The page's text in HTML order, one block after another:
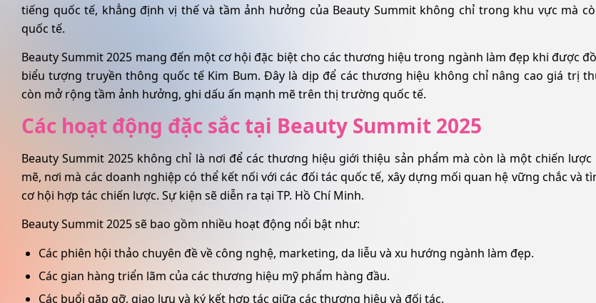
tiếng quốc tế, khẳng định vị thế và tầm ảnh hưởng của Beauty Summit không chỉ trong khu vực mà
quốc tế.
Beauty Summit 2025 mang đến một cơ hội đặc biệt cho các thương hiệu trong ngành làm đẹp khi được
biểu tượng truyền thông quốc tế Kim Bum. Đây là dịp để các thương hiệu không chỉ nâng cao giá trị
còn mở rộng tầm ảnh hưởng, ghi dấu ấn mạnh mẽ trên thị trường quốc tế.
Các hoạt động đặc sắc tại Beauty Summit 2025
Beauty Summit 2025 không chỉ là nơi để các thương hiệu giới thiệu sản phẩm mà còn là một chiến
mẽ, nơi mà các doanh nghiệp có thể kết nối với các đối tác quốc tế, xây dựng mối quan hệ vững chắc và
cơ hội hợp tác chiến lược. Sự kiện sẽ diễn ra tại TP. Hồ Chí Minh.
Beauty Summit 2025 sẽ bao gồm nhiều hoạt động nổi bật như:
Các phiên hội thảo chuyên đề về công nghệ, marketing, da liễu và xu hướng ngành làm đẹp.
Các gian hàng triển lãm của các thương hiệu mỹ phẩm hàng đầu.
Các buổi gặp gỡ, giao lưu và ký kết hợp tác giữa các thương hiệu và đối tác.